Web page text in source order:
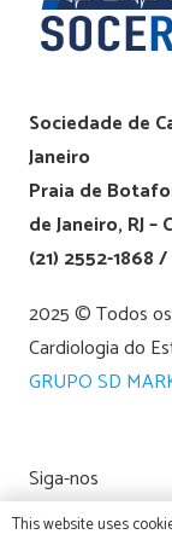
Sociedade de
Janeiro
Praia de
de Janeiro, RJ
(21) 2552-1868
2025 © Todos
Cardiologia do
GRUPO SD
Siga-nos
This website uses